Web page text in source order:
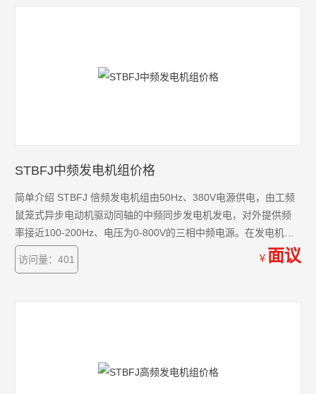
STBFJ中频发电机组价格
简单介绍 STBFJ 倍频发电机组由50Hz、380V电源供电，由工频
鼠笼式异步电动机驱动同轴的中频同步发电机发电，对外提供频
率接近100-200Hz、电压为0-800V的三相中频电源。在发电机起
动成功后，中频发电机空载剩磁电压不超过40V，通过调节励磁，
输出电压在不超过40V到800V范围内连续可调。
访问量：401 ￥ 面议